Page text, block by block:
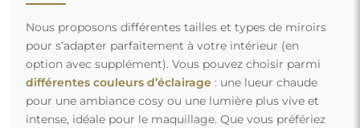
Nous proposons différentes tailles et types de miroirs
pour s’adapter parfaitement à votre intérieur (en
option avec supplément). Vous pouvez choisir parmi
différentes couleurs d’éclairage: une lueur chaude
pour une ambiance cosy ou une lumière plus vive et
intense, idéale pour le maquillage. Que vous préfériez